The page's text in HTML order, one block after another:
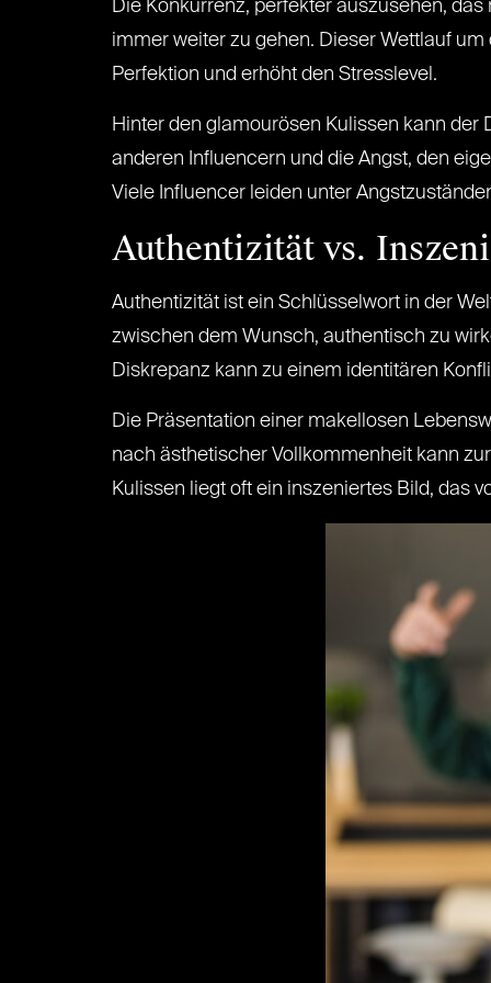
Die Konkurrenz, perfekter auszusehen,
immer weiter zu gehen. Dieser Wettlauf
Perfektion und erhöht den Stresslevel.
Hinter den glamourösen Kulissen kann
anderen Influencern und die Angst, den
Viele Influencer leiden unter
Authentizität vs.
Authentizität ist ein Schlüsselwort in der
zwischen dem Wunsch, authentisch zu
Diskrepanz kann zu einem identitären
Die Präsentation einer makellosen
nach ästhetischer Vollkommenheit kann
Kulissen liegt oft ein inszeniertes Bild, das